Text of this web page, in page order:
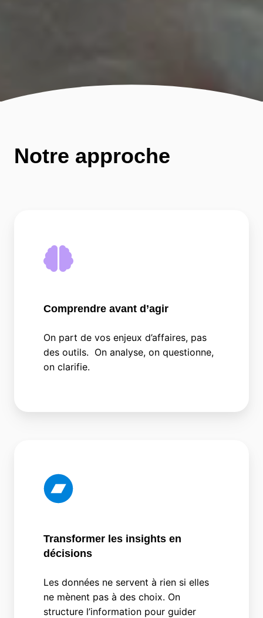
Notre approche
Comprendre avant d’agir
On part de vos enjeux d’affaires, pas
des outils. On analyse, on questionne,
on clarifie.
Transformer les insights en
décisions
Les données ne servent à rien si elles
ne mènent pas à des choix. On
structure l’information pour guider